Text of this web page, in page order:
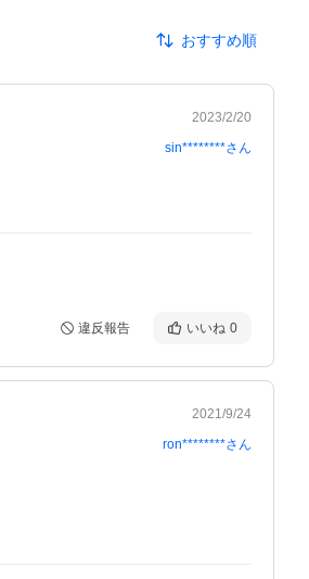
おすすめ順
2023/2/20
sin********さん
違反報告 いいね 0
2021/9/24
ron********さん